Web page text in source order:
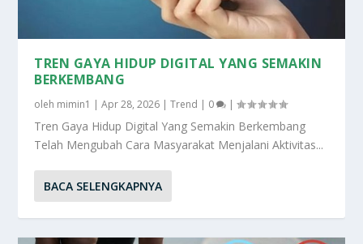
TREN GAYA HIDUP DIGITAL YANG SEMAKIN
BERKEMBANG
oleh mimin1 |Apr 28, 2026 |Trend | 0 |
Tren Gaya Hidup Digital Yang Semakin Berkembang
Telah Mengubah Cara Masyarakat Menjalani Aktivitas...
BACA SELENGKAPNYA